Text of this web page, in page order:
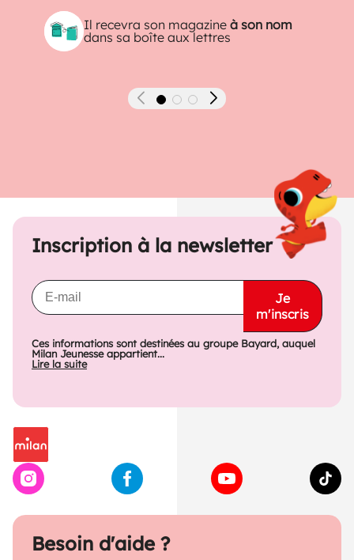
Il recevra son magazineà son nom
dans sa boîte aux lettres
Précédent Suivant
Besoin d'aide ?
Inscription à la newsletter
Je
m'inscris
Ces informations sont destinées au groupe Bayard, auquel
Milan Jeunesse appartient...
Lire la suite